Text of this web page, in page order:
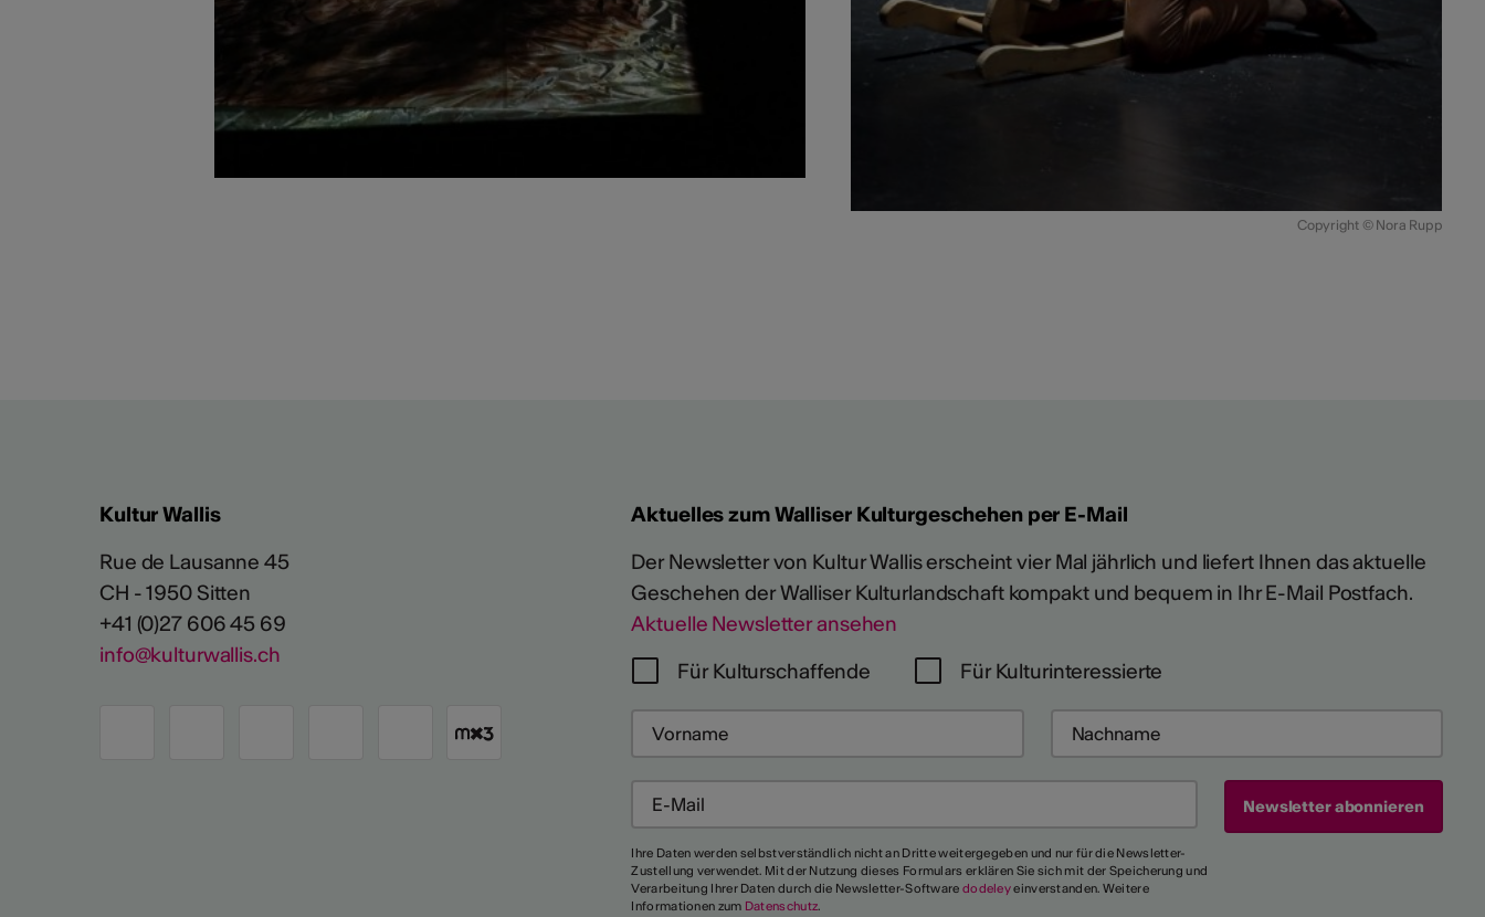
Copyright © Nora Rupp
Kultur Wallis
Rue de Lausanne 45
CH - 1950 Sitten
+41 (0)27 606 45 69
info@kulturwallis.ch
Aktuelles zum Walliser Kulturgeschehen per E-Mail
Der Newsletter von Kultur Wallis erscheint vier Mal jährlich und liefert Ihnen das aktuelle
Geschehen der Walliser Kulturlandschaft kompakt und bequem in Ihr E-Mail Postfach.
Aktuelle Newsletter ansehen
Für Kulturschaffende
Für Kulturinteressierte
Ihre Daten werden selbstverständlich nicht an Dritte weitergegeben und nur für die Newsletter-
Zustellung verwendet. Mit der Nutzung dieses Formulars erklären Sie sich mit der Speicherung und
Verarbeitung Ihrer Daten durch die Newsletter-Software dodeleyeinverstanden. Weitere
Informationen zum Datenschutz.